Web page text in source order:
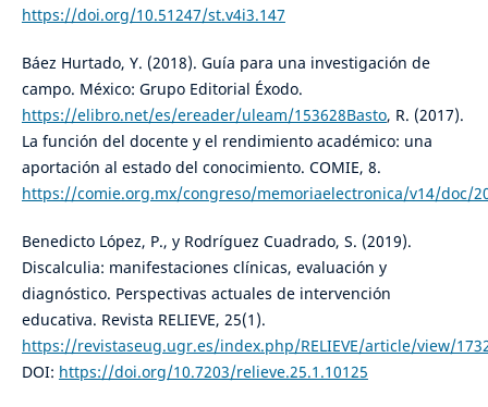
https://doi.org/10.51247/st.v4i3.147
Báez Hurtado, Y. (2018). Guía para una investigación de
campo. México: Grupo Editorial Éxodo.
https://elibro.net/es/ereader/uleam/153628Basto, R. (2017).
La función del docente y el rendimiento académico: una
aportación al estado del conocimiento. COMIE, 8.
https://comie.org.mx/congreso/memoriaelectronica/v14/doc/
Benedicto López, P., y Rodríguez Cuadrado, S. (2019).
Discalculia: manifestaciones clínicas, evaluación y
diagnóstico. Perspectivas actuales de intervención
educativa. Revista RELIEVE, 25(1).
https://revistaseug.ugr.es/index.php/RELIEVE/article/view/
DOI: https://doi.org/10.7203/relieve.25.1.10125